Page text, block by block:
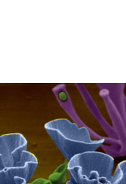
Války
STUDENÁ
VÁLKA VE
VIETNAMU